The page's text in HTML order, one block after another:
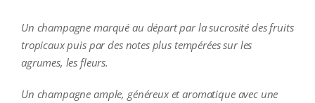
Un champagne marqué au départ par la sucrosité des fruits
tropicaux puis par des notes plus tempérées sur les
agrumes, les fleurs.
Un champagne ample, généreux et aromatique avec une